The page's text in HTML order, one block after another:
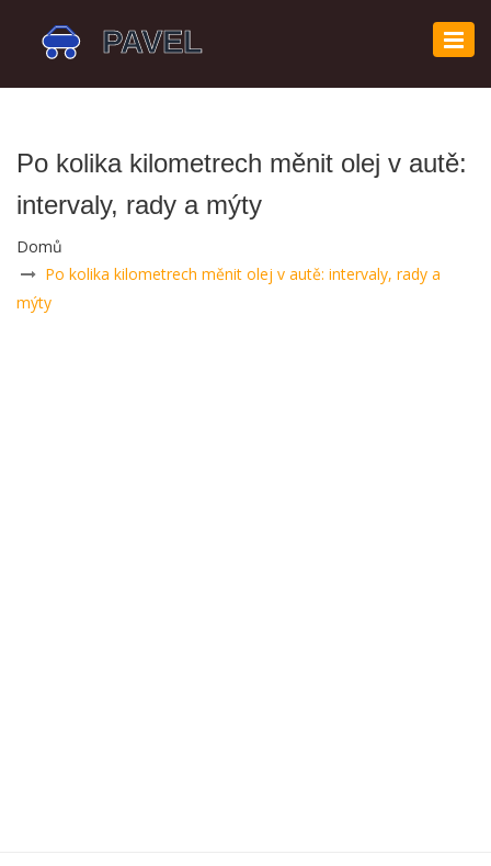
Po kolika kilometrech měnit olej v autě:
intervaly, rady a mýty
Domů
Po kolika kilometrech měnit olej v autě: intervaly, rady a
mýty